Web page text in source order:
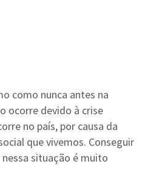
como nunca antes na
ocorre devido à crise
no país, por causa da
que vivemos. Conseguir
situação é muito